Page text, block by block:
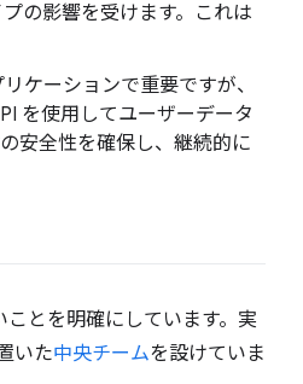
の影響を受けます。これは
ケーションで重要ですが、
を使用してユーザーデータ
安全性を確保し、継続的に
とを明確にしています。実
いた中央チームを設けていま